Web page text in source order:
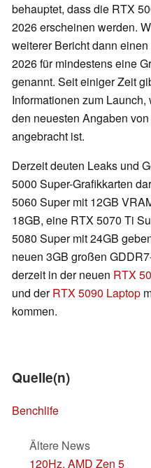
behauptet, dass die RTX
2026 erscheinen werden.
weiterer Bericht dann
2026 für mindestens eine
genannt. Seit einiger Zeit
Informationen zum
den neuesten Angaben
angebracht ist.
Derzeit deuten Leaks und
5000 Super-Grafikkarten
5060 Super mit 12GB
18GB, eine RTX 5070 Ti
5080 Super mit 24GB
neuen 3GB großen
derzeit in der neuen RTX
und derRTX 5090 Laptop
kommen.
Quelle(n)
Benchlife
Ältere News
120Hz, AMD Zen 5